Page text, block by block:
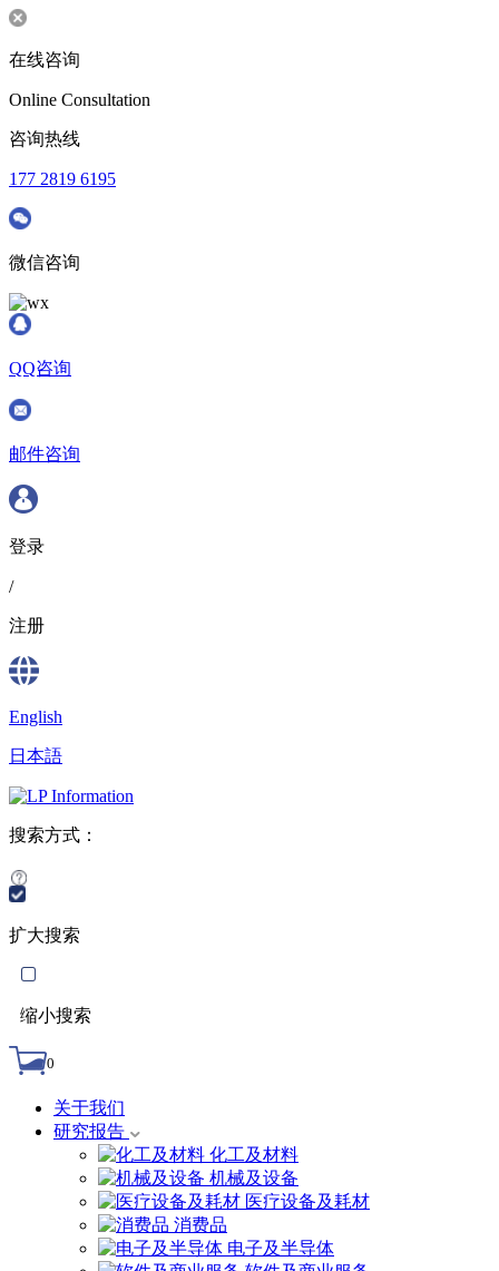
在线咨询
Online Consultation
咨询热线
177 2819 6195
微信咨询
QQ咨询
邮件咨询
登录
/
注册
English
日本語
搜索方式：
扩大搜索
缩小搜索
0
关于我们
研究报告
化工及材料
机械及设备
医疗设备及耗材
消费品
电子及半导体